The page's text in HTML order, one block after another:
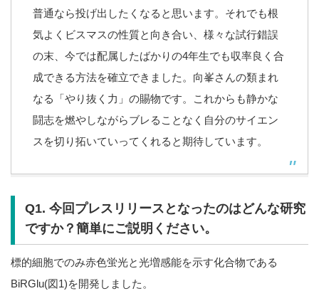
普通なら投げ出したくなると思います。それでも根
気よくビスマスの性質と向き合い、様々な試行錯誤
の末、今では配属したばかりの4年生でも収率良く合
成できる方法を確立できました。向峯さんの類まれ
なる「やり抜く力」の賜物です。これからも静かな
闘志を燃やしながらブレることなく自分のサイエン
スを切り拓いていってくれると期待しています。
Q1. 今回プレスリリースとなったのはどんな研究
ですか？簡単にご説明ください。
標的細胞でのみ赤色蛍光と光増感能を示す化合物である
BiRGlu(図1)を開発しました。